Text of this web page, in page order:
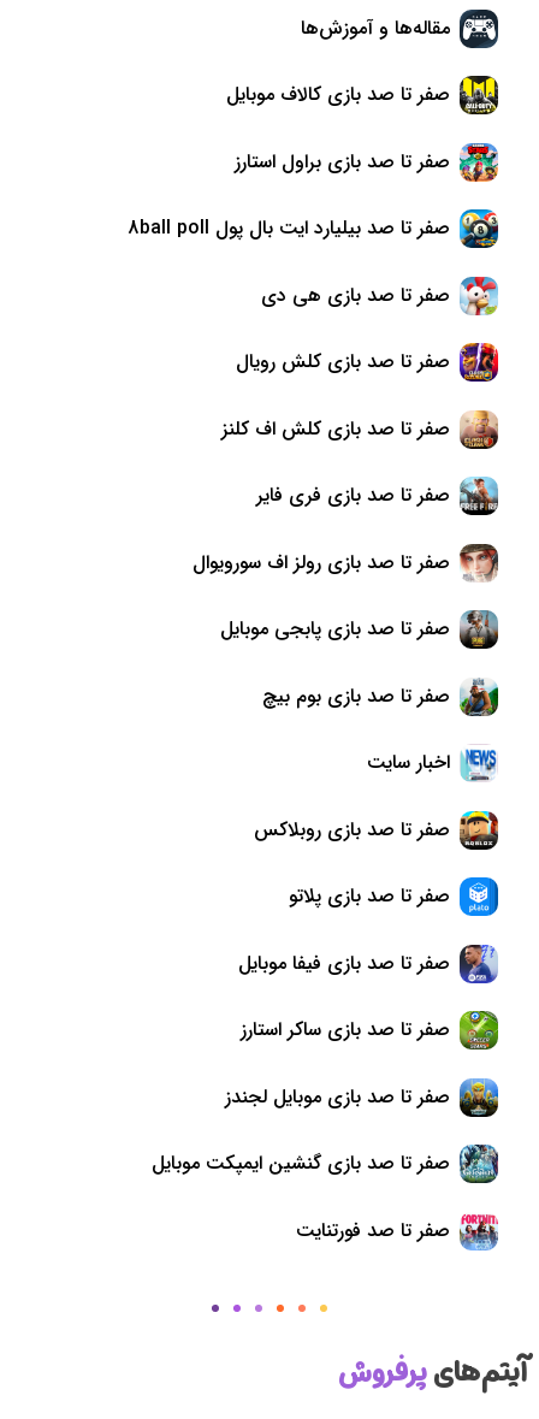
مقاله‌ها و آموزش‌ها
صفر تا صد بازی کالاف موبایل
صفر تا صد بازی براول استارز
صفر تا صد بیلیارد ایت بال پول 8ball poll
صفر تا صد بازی هی دی
صفر تا صد بازی کلش رویال
صفر تا صد بازی کلش اف کلنز
صفر تا صد بازی فری فایر
صفر تا صد بازی رولز اف سورویوال
صفر تا صد بازی پابجی موبایل
صفر تا صد بازی بوم بیچ
اخبار سایت
صفر تا صد بازی روبلاکس
صفر تا صد بازی پلاتو
صفر تا صد بازی فیفا موبایل
صفر تا صد بازی ساکر استارز
صفر تا صد بازی موبایل لجندز
صفر تا صد بازی گنشین ایمپکت موبایل
صفر تا صد فورتنایت
آیتم‌هایپرفروش